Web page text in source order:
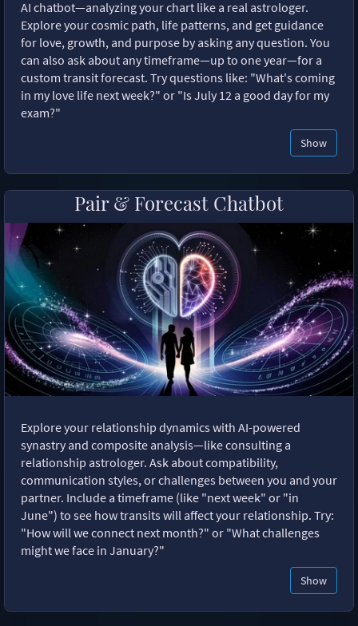
AI chatbot—analyzing your chart like a real astrologer.
Explore your cosmic path, life patterns, and get guidance
for love, growth, and purpose by asking any question. You
can also ask about any timeframe—up to one year—for a
custom transit forecast. Try questions like: "What's coming
in my love life next week?" or "Is July 12 a good day for my
exam?"
Show
Pair & Forecast Chatbot
Explore your relationship dynamics with AI-powered
synastry and composite analysis—like consulting a
relationship astrologer. Ask about compatibility,
communication styles, or challenges between you and your
partner. Include a timeframe (like "next week" or "in
June") to see how transits will affect your relationship. Try:
"How will we connect next month?" or "What challenges
might we face in January?"
Show